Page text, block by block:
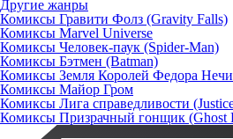
Другие жанры
Комиксы Гравити Фолз (Gravity Falls)
Комиксы Marvel Universe
Комиксы Человек-паук (Spider-Man)
Комиксы Бэтмен (Batman)
Комиксы Земля Королей Федора
Комиксы Майор Гром
Комиксы Лига справедливости
Комиксы Призрачный гонщик (Ghost